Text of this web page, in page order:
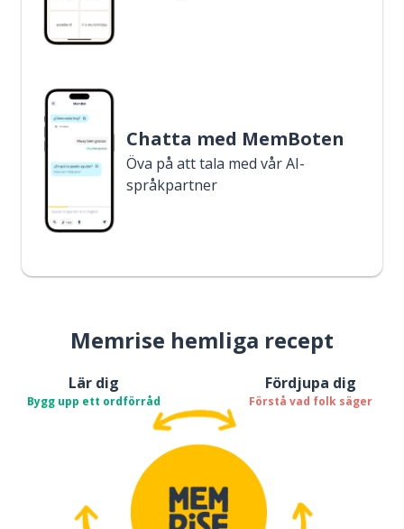
Chatta med MemBoten
Öva på att tala med vår AI-
språkpartner
Memrise hemliga recept
Lär dig
Bygg upp ett ordförråd
Fördjupa dig
Förstå vad folk säger